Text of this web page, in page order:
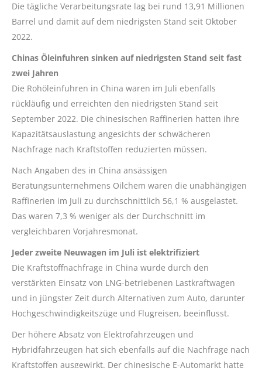
Die tägliche Verarbeitungsrate lag bei rund 13,91 Millionen
Barrel und damit auf dem niedrigsten Stand seit Oktober
2022.
Chinas Öleinfuhren sinken auf niedrigsten Stand seit fast
zwei Jahren
Die Rohöleinfuhren in China waren im Juli ebenfalls
rückläufig und erreichten den niedrigsten Stand seit
September 2022. Die chinesischen Raffinerien hatten ihre
Kapazitätsauslastung angesichts der schwächeren
Nachfrage nach Kraftstoffen reduzierten müssen.
Nach Angaben des in China ansässigen
Beratungsunternehmens Oilchem waren die unabhängigen
Raffinerien im Juli zu durchschnittlich 56,1 % ausgelastet.
Das waren 7,3 % weniger als der Durchschnitt im
vergleichbaren Vorjahresmonat.
Jeder zweite Neuwagen im Juli ist elektrifiziert
Die Kraftstoffnachfrage in China wurde durch den
verstärkten Einsatz von LNG-betriebenen Lastkraftwagen
und in jüngster Zeit durch Alternativen zum Auto, darunter
Hochgeschwindigkeitszüge und Flugreisen, beeinflusst.
Der höhere Absatz von Elektrofahrzeugen und
Hybridfahrzeugen hat sich ebenfalls auf die Nachfrage nach
Kraftstoffen ausgewirkt. Der chinesische E-Automarkt hatte